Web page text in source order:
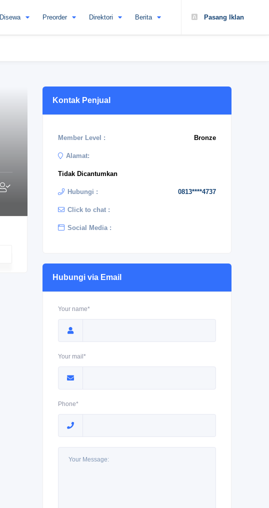
Pasang Iklan
Disewa Preorder Direktori Berita
Kontak Penjual
Member Level : Bronze
Alamat:
Tidak Dicantumkan
Hubungi : 0813****4737
Click to chat :
Social Media :
Hubungi via Email
Your name*
Your mail*
Phone*